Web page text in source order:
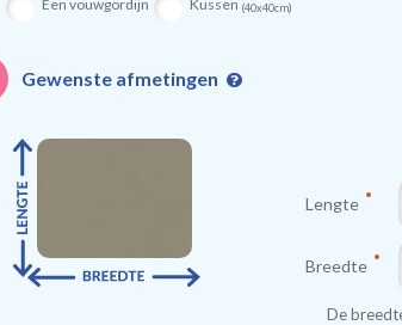
Een vouwgordijn Kussen (40x40cm)
Gewenste afmetingen
Lengte
Breedte
De